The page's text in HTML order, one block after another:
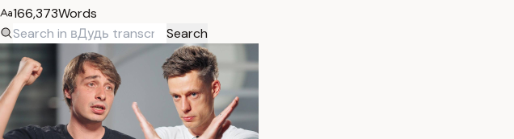
166,373Words
Search